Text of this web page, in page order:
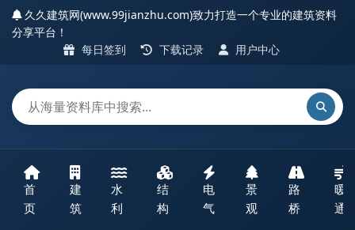
久久建筑网(www.99jianzhu.com)致力打造一个专业的建筑资料
分享平台！
每日签到
下载记录 用户中心
首
页
建
筑
水
利
结
构
电
气
景
观
路
桥
暖
通